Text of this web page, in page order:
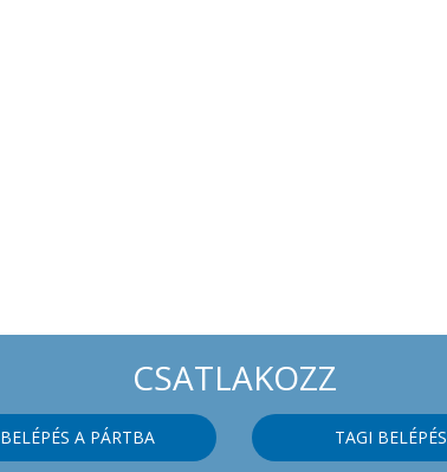
CSATLAKOZZ
BELÉPÉS A PÁRTBA TAGI BELÉPÉS